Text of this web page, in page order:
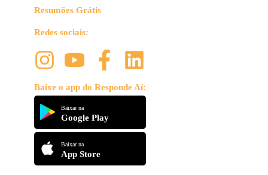
Resumões Grátis
Redes sociais:
Baixe o app do Responde Aí:
Baixar na
Google Play
Baixar na
App Store